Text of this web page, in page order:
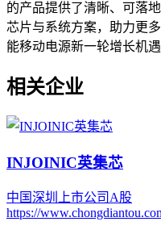
的产品提供了清晰、可落
芯片与系统方案，助力更
能移动电源新一轮增长机遇
相关企业
INJOINIC英集芯
中国深圳 上市公司 A股
https://